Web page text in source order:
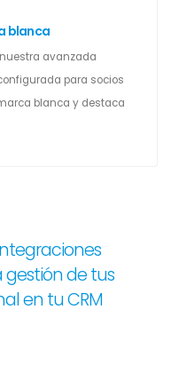
blanca
avanzada
para socios
blanca y destaca
gestión de tus
en tu CRM